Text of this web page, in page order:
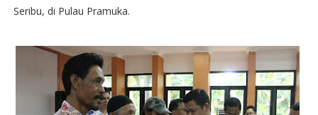
Seribu, di Pulau Pramuka.